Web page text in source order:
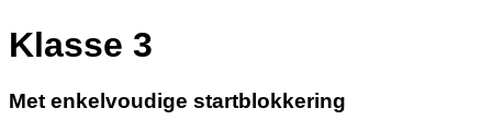
Klasse 3
Met enkelvoudige startblokkering